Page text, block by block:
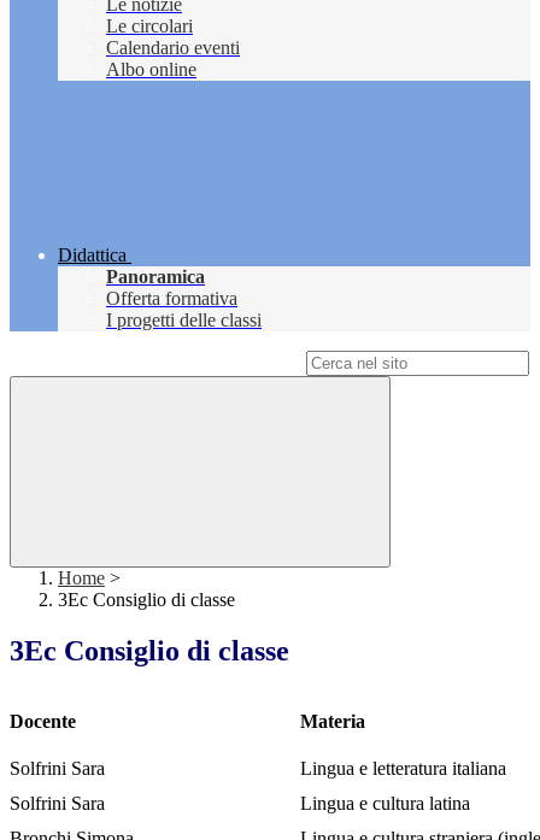
Le notizie
Le circolari
Calendario eventi
Albo online
Didattica
Panoramica
Offerta formativa
I progetti delle classi
Home >
3Ec Consiglio di classe
3Ec Consiglio di classe
Docente Materia
Solfrini Sara
Lingua e letteratura italiana
Solfrini Sara
Lingua e cultura latina